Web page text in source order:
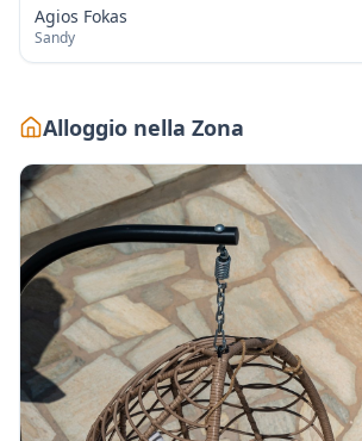
Agios Fokas
Sandy
Alloggio nella Zona